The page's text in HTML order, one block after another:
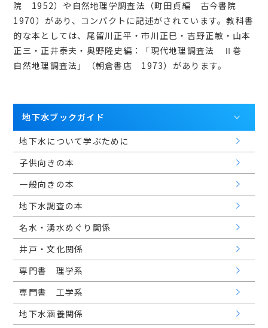
院 1952）や自然地理学調査法（町田貞編 古今書院
1970）があり、コンパクトに記述がされています。教科書
的な本としては、尾留川正平・市川正巳・吉野正敏・山本
正三・正井泰夫・奥野隆史編：「現代地理調査法 Ⅱ巻
自然地理調査法」（朝倉書店 1973）があります。
地下水ブックガイド
地下水について学ぶために
子供向きの本
一般向きの本
地下水調査の本
名水・湧水めぐり関係
井戸・文化関係
専門書 理学系
専門書 工学系
地下水涵養関係